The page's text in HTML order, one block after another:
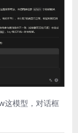
这模型，对话框